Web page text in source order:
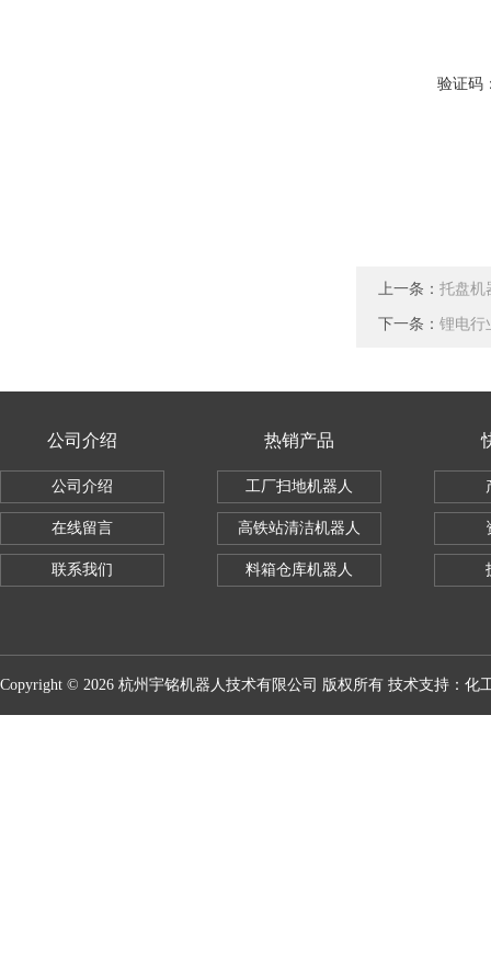
验证码
上一条： 托盘机
下一条： 锂电行
公司介绍
公司介绍
在线留言
联系我们
热销产品
工厂扫地机器人
高铁站清洁机器人
料箱仓库机器人
Copyright © 2026 杭州宇铭机器人技术有限公司 版权所有 技术支持： 化